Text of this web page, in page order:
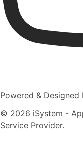
Powered & Designed
© 2026 iSystem -
Service Provider.